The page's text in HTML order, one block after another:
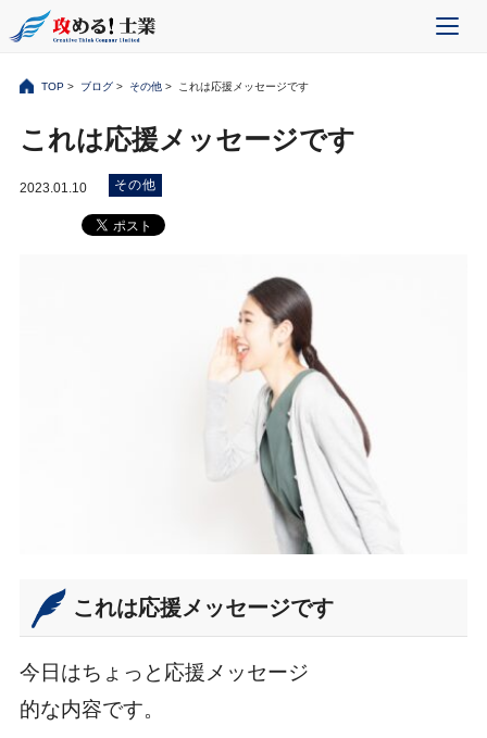
TOP> ブログ> その他> これは応援メッセージです
これは応援メッセージです
2023.01.10 その他
これは応援メッセージです
今日はちょっと応援メッセージ
的な内容です。